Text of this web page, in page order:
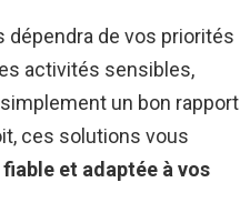
dépendra de vos priorités
activités sensibles,
un bon rapport
ces solutions vous
et adaptée à vos